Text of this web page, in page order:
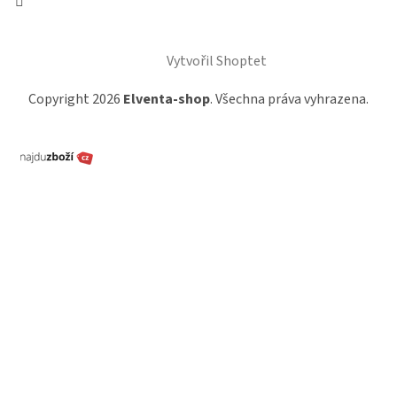
Vytvořil Shoptet
Copyright 2026 Elventa-shop. Všechna práva vyhrazena.